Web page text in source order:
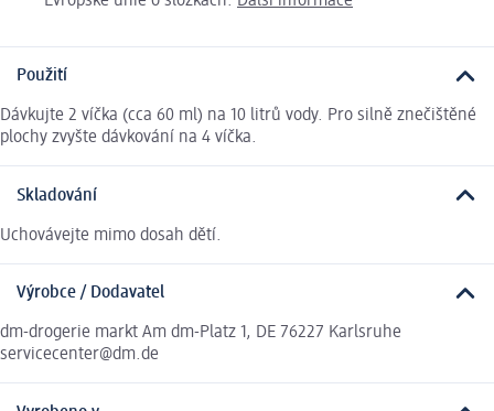
Použití
Dávkujte 2 víčka (cca 60 ml) na 10 litrů vody. Pro silně znečištěné
plochy zvyšte dávkování na 4 víčka.
Skladování
Uchovávejte mimo dosah dětí.
Výrobce / Dodavatel
dm-drogerie markt Am dm-Platz 1, DE 76227 Karlsruhe
servicecenter@dm.de